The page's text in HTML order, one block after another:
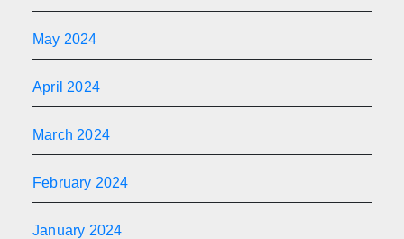
May 2024
April 2024
March 2024
February 2024
January 2024